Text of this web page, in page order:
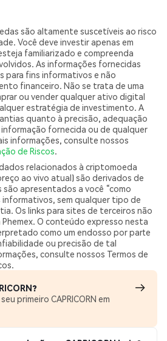
são altamente suscetíveis ao risco
Você deve investir apenas em
familiarizado e compreenda
As informações fornecidas
para fins informativos e não
financeiro. Não se trata de uma
ou vender qualquer ativo digital
estratégia de investimento. A
quanto à precisão, adequação
fornecida ou de qualquer
informações, consulte nossos
de Riscos.
relacionados à criptomoeda
ao vivo atual) são derivados de
apresentados a você “como
informativos, sem qualquer tipo de
Os links para sites de terceiros não
O conteúdo expresso nesta
como um endosso por parte
ou precisão de tal
consulte nossos Termos de
primeiro CAPRICORN em